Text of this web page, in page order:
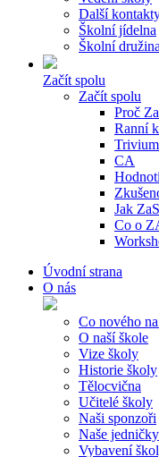
Další
Školní jídelna
Školní družina
Začít spolu
Začít spolu
Proč
Ranní
CA
Jak
Co o
Úvodní strana
O nás
Co nového
O naší škole
Vize školy
Historie školy
Tělocvična
Učitelé školy
Naši sponzoři
Naše jedničky
Vybavení